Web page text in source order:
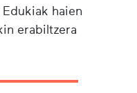
haien
erabiltzera